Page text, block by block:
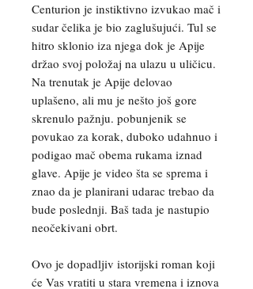
Centurion je instiktivno izvukao mač i
sudar čelika je bio zaglušujući. Tul se
hitro sklonio iza njega dok je Apije
držao svoj položaj na ulazu u uličicu.
Na trenutak je Apije delovao
uplašeno, ali mu je nešto još gore
skrenulo pažnju. pobunjenik se
povukao za korak, duboko udahnuo i
podigao mač obema rukama iznad
glave. Apije je video šta se sprema i
znao da je planirani udarac trebao da
bude poslednji. Baš tada je nastupio
neočekivani obrt.
Ovo je dopadljiv istorijski roman koji
će Vas vratiti u stara vremena i iznova